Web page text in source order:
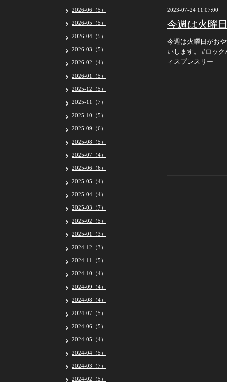
2023-07-24 11:07:00
今週は火曜
今週は火曜日がお
いします。 #ロッ
ィスプレスリー
2026-06（5）
2026-05（5）
2026-04（5）
2026-03（5）
2026-02（4）
2026-01（5）
2025-12（5）
2025-11（7）
2025-10（5）
2025-09（6）
2025-08（5）
2025-07（4）
2025-06（6）
2025-05（4）
2025-04（4）
2025-03（7）
2025-02（5）
2025-01（3）
2024-12（3）
2024-11（5）
2024-10（4）
2024-09（4）
2024-08（4）
2024-07（5）
2024-06（5）
2024-05（4）
2024-04（5）
2024-03（7）
2024-02（5）